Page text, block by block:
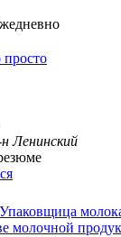
просто
Ленинский
молочной